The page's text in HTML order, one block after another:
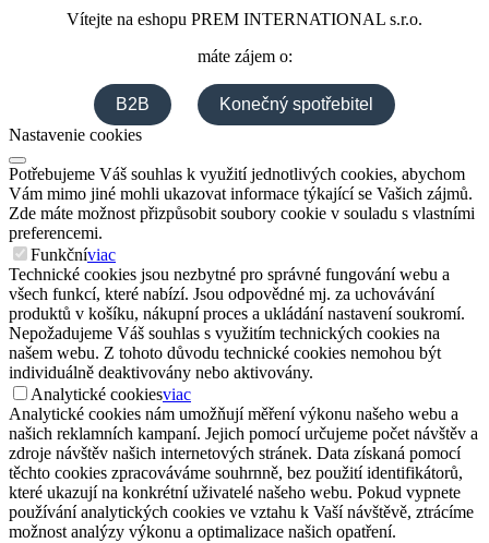
Vítejte na eshopu PREM INTERNATIONAL s.r.o.
máte zájem o:
B2B
Konečný spotřebitel
Nastavenie cookies
Potřebujeme Váš souhlas k využití jednotlivých cookies, abychom
Vám mimo jiné mohli ukazovat informace týkající se Vašich zájmů.
Zde máte možnost přizpůsobit soubory cookie v souladu s vlastními
preferencemi.
Funkčníviac
Technické cookies jsou nezbytné pro správné fungování webu a
všech funkcí, které nabízí. Jsou odpovědné mj. za uchovávání
produktů v košíku, nákupní proces a ukládání nastavení soukromí.
Nepožadujeme Váš souhlas s využitím technických cookies na
našem webu. Z tohoto důvodu technické cookies nemohou být
individuálně deaktivovány nebo aktivovány.
Analytické cookiesviac
Analytické cookies nám umožňují měření výkonu našeho webu a
našich reklamních kampaní. Jejich pomocí určujeme počet návštěv a
zdroje návštěv našich internetových stránek. Data získaná pomocí
těchto cookies zpracováváme souhrnně, bez použití identifikátorů,
které ukazují na konkrétní uživatelé našeho webu. Pokud vypnete
používání analytických cookies ve vztahu k Vaší návštěvě, ztrácíme
možnost analýzy výkonu a optimalizace našich opatření.